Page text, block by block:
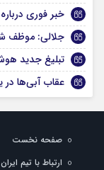
خبر فوری
جلالی: موظف
تبلیغ جدید
عقاب آبی‌ها در
صفحه نخست
ارتباط با تیم